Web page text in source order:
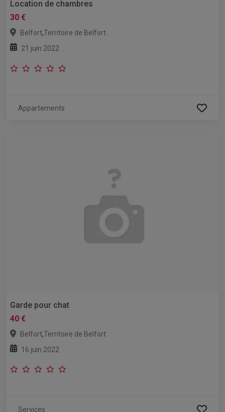
Location de chambres
30 €
Belfort,Territoire de Belfort
21 juin 2022
Appartements
Garde pour chat
40 €
Belfort,Territoire de Belfort
16 juin 2022
Services